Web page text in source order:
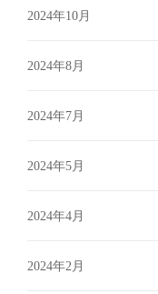
2024年10月
2024年8月
2024年7月
2024年5月
2024年4月
2024年2月